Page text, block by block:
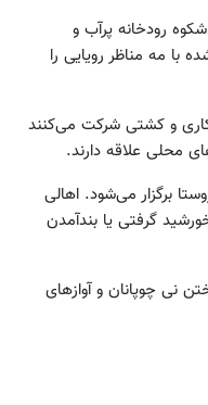
شکوه رودخانه پرآب و
با مه مناظر رویایی را
و کشتی شرکت می‌کنند
محلی علاقه دارند.
برگزار می‏‌شود. اهالی
گرفتی یا بندآمدن
نی چوپانان و آوازهای